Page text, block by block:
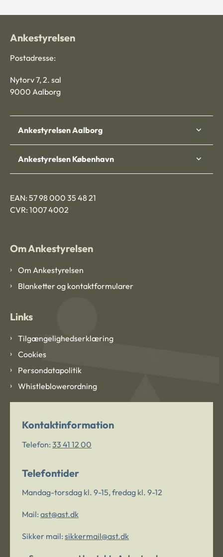
Ankestyrelsen
Postadresse:
Nytorv 7, 2. sal
9000 Aalborg
Ankestyrelsen Aalborg
Ankestyrelsen København
EAN: 57 98 000 35 48 21
CVR: 1007 4002
Om Ankestyrelsen
Om Ankestyrelsen
Blanketter og kontaktformularer
Links
Tilgængelighedserklæring
Cookies
Persondatapolitik
Whistleblowerordning
Kontaktinformation
Telefon: 33 41 12 00
Telefontider
Mandag-torsdag kl. 9-15, fredag kl. 9-12
Mail: ast@ast.dk
Sikker mail: sikkermail@ast.dk